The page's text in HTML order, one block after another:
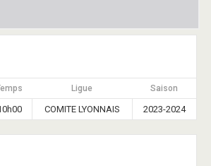
Ligue Saison
COMITE LYONNAIS 2023-2024